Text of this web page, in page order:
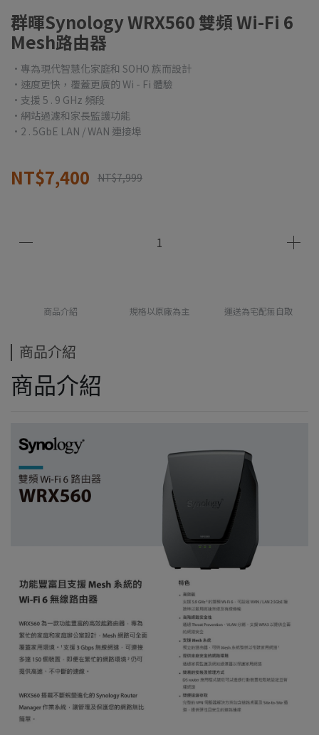
群暉Synology WRX560 雙頻 Wi-Fi 6
Mesh路由器
•專為現代智慧化家庭和 SOHO 族而設計
•速度更快，覆蓋更廣的 Wi - Fi 體驗
•支援 5 . 9 GHz 頻段
•網站過濾和家長監護功能
•2 . 5GbE LAN / WAN 連接埠
NT$7,400 NT$7,999
商品介紹 規格以原廠為主 運送為宅配無自取
商品介紹
商品介紹